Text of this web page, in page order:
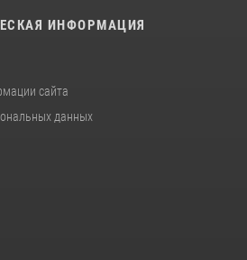
ИНФОРМАЦИЯ
сайта
данных